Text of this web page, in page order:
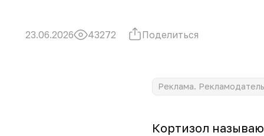
23.06.2026 43272 Поделиться
Реклама.
Кортизол